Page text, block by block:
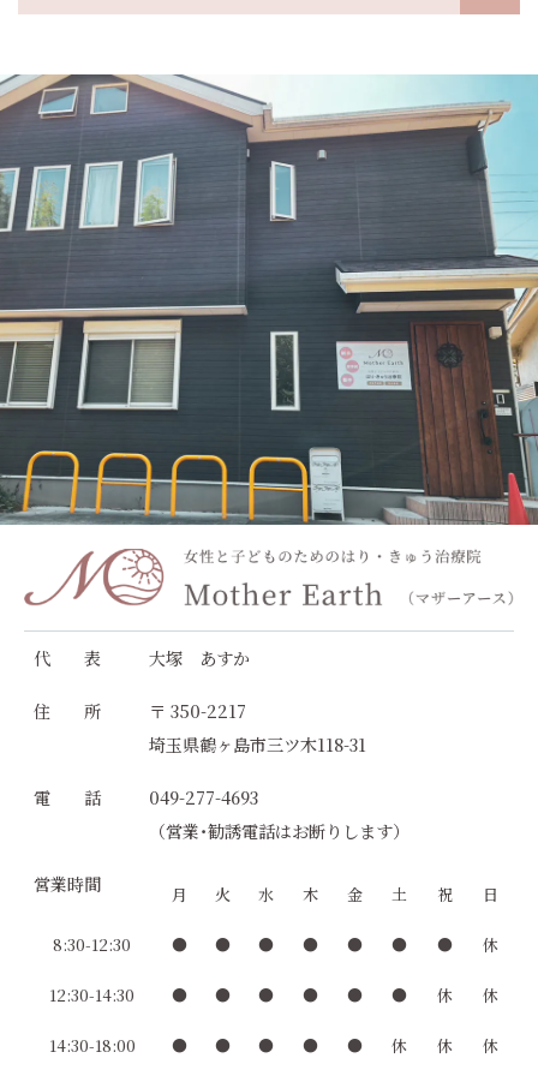
代 表 大塚 あすか
住 所
〒 350-2217
埼玉県鶴ヶ島市三ツ木118-31
電 話
049-277-4693
（営業･勧誘電話はお断りします）
営業時間 月 火 水 木 金 土 祝 日
8:30-12:30 ● ● ● ● ● ● ● 休
12:30-14:30 ● ● ● ● ● ● 休 休
14:30-18:00 ● ● ● ● ● 休 休 休